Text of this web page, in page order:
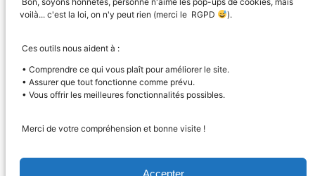
voilà... c'est la loi, on n'y peut rien (merci le RGPD
).
Ces outils nous aident à :
• Comprendre ce qui vous plaît pour améliorer le site.
• Assurer que tout fonctionne comme prévu.
• Vous offrir les meilleures fonctionnalités possibles.
Merci de votre compréhension et bonne visite !
Accepter
commentaire.
commentaires par e-mail.
Prévenez-moi de tous les nouveaux articles